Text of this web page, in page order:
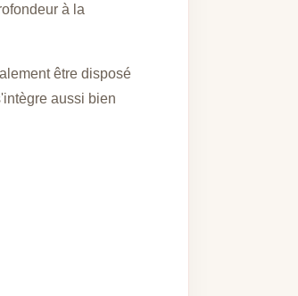
à la
être disposé
aussi bien